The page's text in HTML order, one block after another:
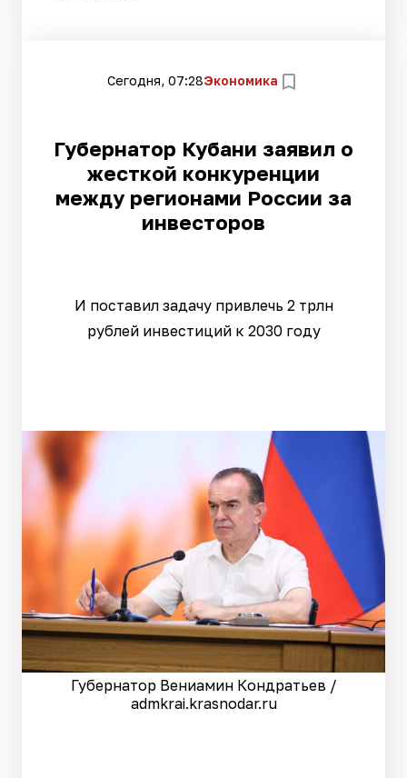
Сегодня, 07:28Экономика
Губернатор Кубани заявил о
жесткой конкуренции
между регионами России за
инвесторов
И поставил задачу привлечь 2 трлн
рублей инвестиций к 2030 году
Губернатор Вениамин Кондратьев /
admkrai.krasnodar.ru